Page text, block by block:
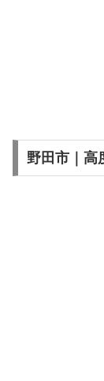
野田市｜高